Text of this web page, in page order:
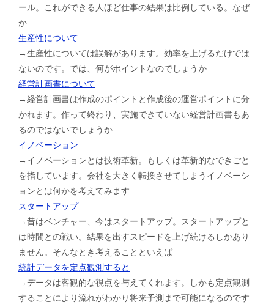
ール。これができる人ほど仕事の結果は比例している。なぜ
か
生産性について
→生産性については誤解があります。効率を上げるだけでは
ないのです。では、何がポイントなのでしょうか
経営計画書について
→経営計画書は作成のポイントと作成後の運営ポイントに分
かれます。作って終わり、実施できていない経営計画書もあ
るのではないでしょうか
イノベーション
→イノベーションとは技術革新。もしくは革新的なできごと
を指しています。会社を大きく転換させてしまうイノベーシ
ョンとは何かを考えてみます
スタートアップ
→昔はベンチャー、今はスタートアップ。スタートアップと
は時間との戦い。結果を出すスピードを上げ続けるしかあり
ません。そんなとき考えることといえば
統計データを定点観測すると
→データは客観的な視点を与えてくれます。しかも定点観測
することにより流れがわかり将来予測まで可能になるのです